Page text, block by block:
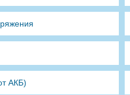
АКБ)